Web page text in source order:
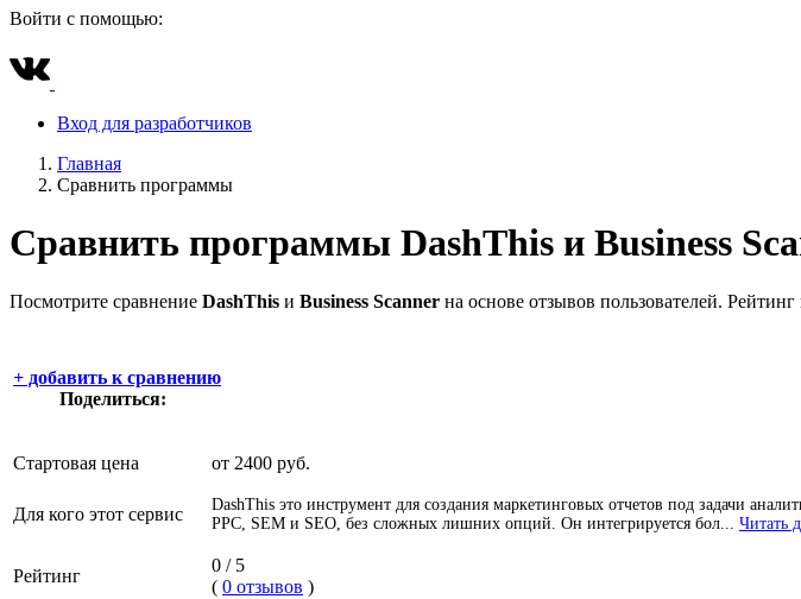
Войти с помощью:
Вход для разработчиков
Главная
Сравнить программы
Сравнить программы DashThis и Business
Посмотрите сравнение DashThis и Business Scanner на основе отзывов пользователей.
+ добавить к сравнению
Поделиться:
Стартовая цена от 2400 руб.
Для кого этот сервис
DashThis это инструмент для создания маркетинговых отчетов под задачи
PPC, SEM и SEO, без сложных лишних опций. Он интегрируется бол... Читать
Рейтинг
0 / 5
( 0 отзывов )